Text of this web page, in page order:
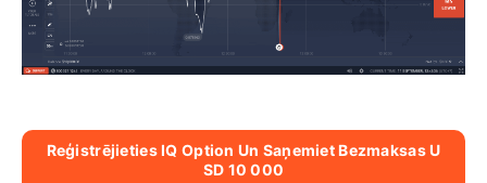
Reģistrējieties IQ Option Un Saņemiet Bezmaksas U
SD 10 000